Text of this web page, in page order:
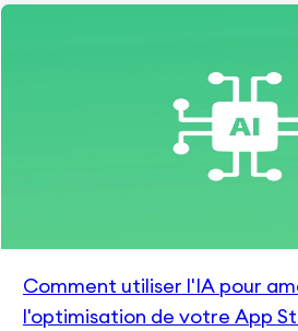
Comment utiliser l'IA pour
l'optimisation de votre App